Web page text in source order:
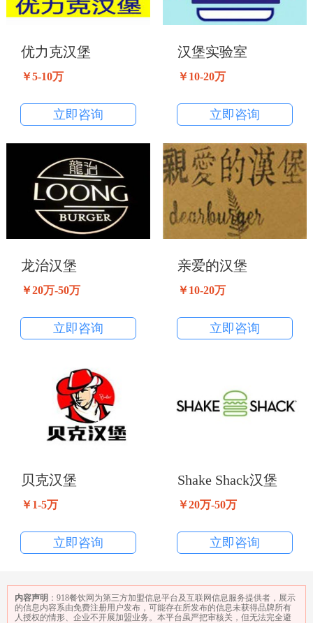
优力克汉堡
￥5-10万
立即咨询
汉堡实验室
￥10-20万
立即咨询
龙治汉堡
￥20万-50万
立即咨询
亲爱的汉堡
￥10-20万
立即咨询
贝克汉堡
￥1-5万
立即咨询
Shake Shack汉堡
￥20万-50万
立即咨询
内容声明 ：918餐饮网为第三方加盟信息平台及互联网信息服务提供者，展示
的信息内容系由免费注册用户发布，可能存在所发布的信息未获得品牌所有
人授权的情形、企业不开展加盟业务。本平台虽严把审核关，但无法完全避